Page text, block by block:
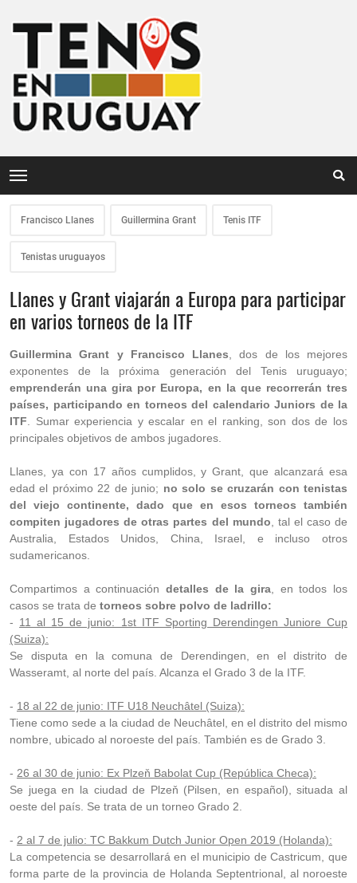
Francisco Llanes Guillermina Grant Tenis ITF
Tenistas uruguayos
Llanes y Grant viajarán a Europa para participar
en varios torneos de la ITF
Guillermina Grant y Francisco Llanes , dos de los mejores
exponentes de la próxima generación del Tenis uruguayo;
emprenderán una gira por Europa, en la que recorrerán tres
países, participando en torneos del calendario Juniors de la
ITF . Sumar experiencia y escalar en el ranking, son dos de los
principales objetivos de ambos jugadores.
Llanes, ya con 17 años cumplidos, y Grant, que alcanzará esa
edad el próximo 22 de junio; no solo se cruzarán con tenistas
del viejo continente, dado que en esos torneos también
compiten jugadores de otras partes del mundo , tal el caso de
Australia, Estados Unidos, China, Israel, e incluso otros
sudamericanos.
Compartimos a continuación detalles de la gira , en todos los
casos se trata de torneos sobre polvo de ladrillo:
- 11 al 15 de junio: 1st ITF Sporting Derendingen Juniore Cup
(Suiza):
Se disputa en la comuna de Derendingen, en el distrito de
Wasseramt, al norte del país. Alcanza el Grado 3 de la ITF.
- 18 al 22 de junio: ITF U18 Neuchâtel (Suiza):
Tiene como sede a la ciudad de Neuchâtel, en el distrito del mismo
nombre, ubicado al noroeste del país. También es de Grado 3.
- 26 al 30 de junio: Ex Plzeň Babolat Cup (República Checa):
Se juega en la ciudad de Plzeň (Pilsen, en español), situada al
oeste del país. Se trata de un torneo Grado 2.
- 2 al 7 de julio: TC Bakkum Dutch Junior Open 2019 (Holanda):
La competencia se desarrollará en el municipio de Castricum, que
forma parte de la provincia de Holanda Septentrional, al noroeste